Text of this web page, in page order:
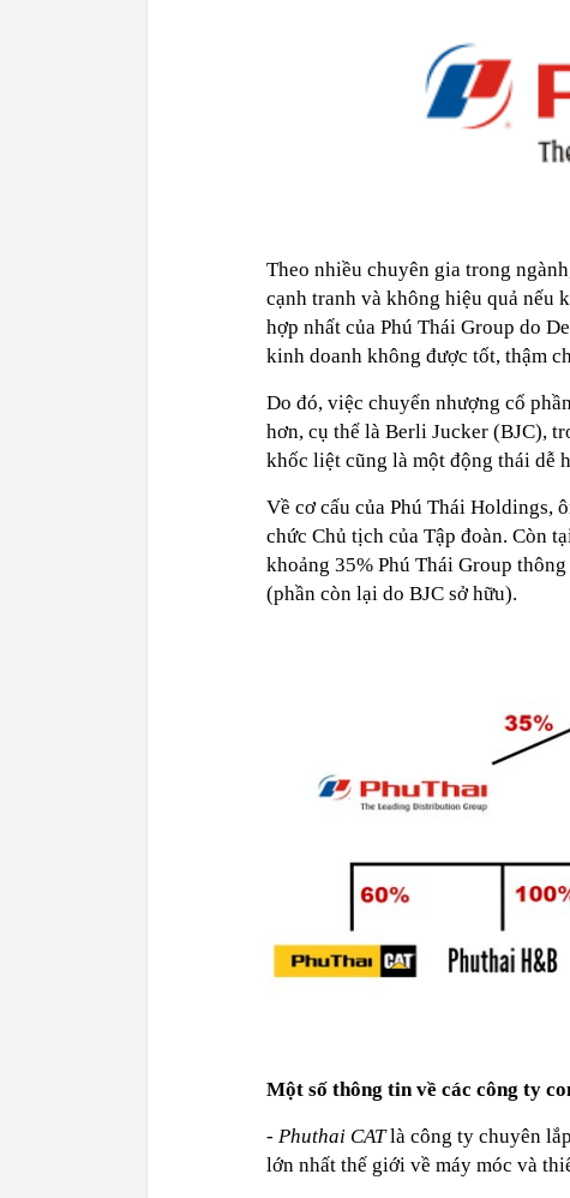
Theo nhiều chuyên gia trong
cạnh tranh và không hiệu quả nếu
hợp nhất của Phú Thái Group do
kinh doanh không được tốt, thậm
Do đó, việc chuyển nhượng cổ
hơn, cụ thể là Berli Jucker (BJC),
khốc liệt cũng là một động thái dễ
Về cơ cấu của Phú Thái Holdings,
chức Chủ tịch của Tập đoàn. Còn
khoảng 35% Phú Thái Group
(phần còn lại do BJC sở hữu).
Một số thông tin về các công ty
- Phuthai CATlà công ty chuyên
lớn nhất thế giới về máy móc và